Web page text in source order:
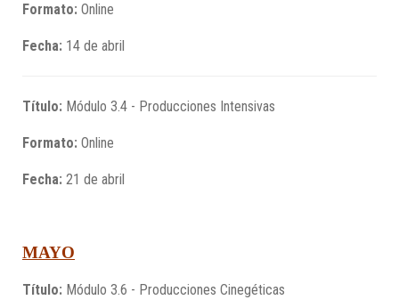
Formato: Online
Fecha: 14 de abril
Título: Módulo 3.4 - Producciones Intensivas
Formato: Online
Fecha: 21 de abril
MAYO
Título: Módulo 3.6 - Producciones Cinegéticas